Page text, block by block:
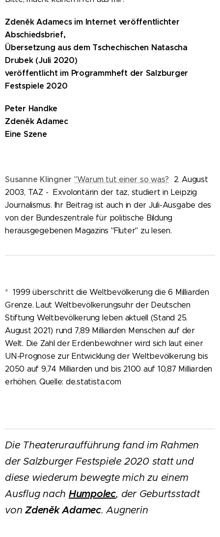
Zdeněk Adamecs im Internet veröffentlichter
Abschiedsbrief,
Übersetzung aus dem Tschechischen Natascha
Drubek (Juli 2020)
veröffentlicht im Programmheft der Salzburger
Festspiele 2020
Peter Handke
Zdeněk Adamec
Eine Szene
Susanne Klingner "Warum tut einer so was?
2. August
2003, TAZ - Exvolontärin der taz, studiert in Leipzig
Journalismus. Ihr Beitrag ist auch in der Juli-Ausgabe des
von der Bundeszentrale für politische Bildung
herausgegebenen Magazins "Fluter" zu lesen.
* 1999 überschritt die Weltbevölkerung die 6 Milliarden
Grenze. Laut Weltbevölkerungsuhr der Deutschen
Stiftung Weltbevölkerung leben aktuell (Stand 25.
August 2021) rund 7,89 Milliarden Menschen auf der
Welt. Die Zahl der Erdenbewohner wird sich laut einer
UN-Prognose zur Entwicklung der Weltbevölkerung bis
2050 auf 9,74 Milliarden und bis 2100 auf 10,87 Milliarden
erhöhen. Quelle: de.statista.com
Die Theateruraufführung fand im Rahmen
der Salzburger Festspiele 2020 statt und
diese wiederum bewegte mich zu einem
Ausflug nach Humpolec, der Geburtsstadt
vonZdeněk Adamec. Augnerin